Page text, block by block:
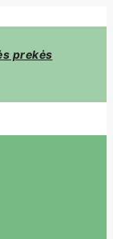
prekės